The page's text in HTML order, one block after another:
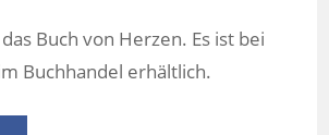
Buch von Herzen. Es ist bei
Buchhandel erhältlich.